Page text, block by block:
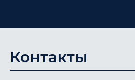
Контакты